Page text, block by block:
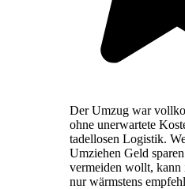
Der Umzug war
ohne unerwartete
tadellosen Logistik.
Umziehen Geld
vermeiden wollt, kann
nur wärmstens